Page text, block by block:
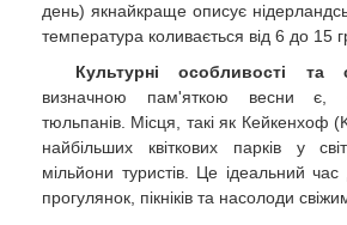
день) якнайкраще описує
температура коливається від 6 до 15
Культурні особливості та
визначною пам'яткою весни є,
тюльпанів. Місця, такі як Кейкенхоф
найбільших квіткових парків у
мільйони туристів. Це ідеальний
прогулянок, пікніків та насолоди